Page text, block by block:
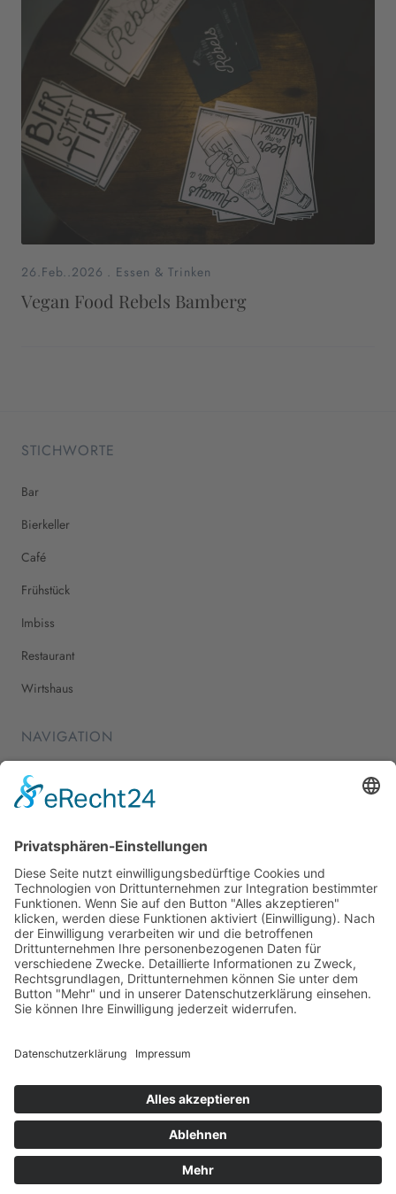
26.Feb..2026 . Essen & Trinken
Vegan Food Rebels Bamberg
STICHWORTE
Bar
Bierkeller
Café
Frühstück
Imbiss
Restaurant
Wirtshaus
NAVIGATION
Home
Essen & Trinken
Shopping
Stadtleben
Veranstaltungen
Shop
Über Mich
Impressum
© 2026 Bamberg lieben